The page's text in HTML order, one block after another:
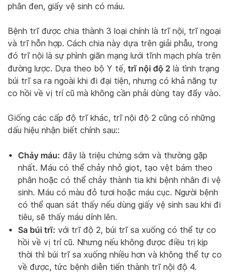
phân đen, giấy vệ sinh có máu.
Bệnh trĩ được chia thành 3 loại chính là trĩ nội, trĩ ngoại
và trĩ hỗn hợp. Cách chia này dựa trên giải phẫu, trong
đó trĩ nội là sự phình giãn mạng lưới tĩnh mạch phía trên
đường lược. Dựa theo bộ Y tế, trĩ nội độ 2 là tình trạng
búi trĩ sa ra ngoài khi đi đại tiện, nhưng có khả năng tự
co hồi về vị trí cũ mà không cần phải dùng tay đẩy vào.
Giống các cấp độ trĩ khác, trĩ nội độ 2 cũng có những
dấu hiệu nhận biết chính sau::
Chảy máu: đây là triệu chứng sớm và thường gặp
nhất. Máu có thể chảy nhỏ giọt, tạo vệt bám theo
phân hoặc có thể chảy thành tia khi bệnh nhân đi vệ
sinh. Máu có màu đỏ tươi hoặc máu cục. Người bệnh
có thể quan sát thấy nếu dùng giấy vệ sinh sau khi đi
tiêu, sẽ thấy máu dính lên.
Sa búi trĩ: với trĩ độ 2, búi trĩ sa xuống có thể tự co
hồi về vị trí cũ. Nhưng nếu không được điều trị kịp
thời thì búi trĩ sa xuống nhiều hơn và không thể tự co
về được, tức bệnh diễn tiến thành trĩ nội độ 4.